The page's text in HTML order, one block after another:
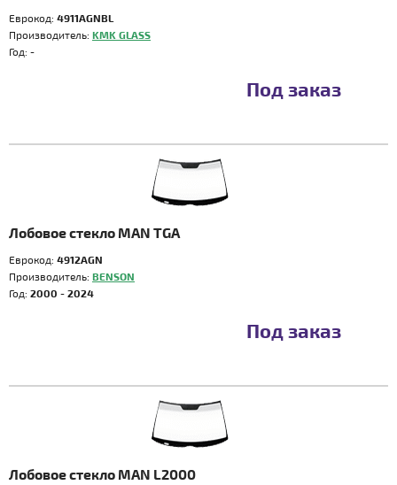
Еврокод: 4911AGNBL
Производитель: KMK GLASS
Год: -
Под заказ
Лобовое стекло MAN TGA
Еврокод: 4912AGN
Производитель: BENSON
Год: 2000 - 2024
Под заказ
Лобовое стекло MAN L2000